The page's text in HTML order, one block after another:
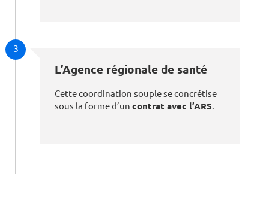
3
L’Agence régionale de santé
Cette coordination souple se concrétise
sous la forme d’un contrat avec l’ARS.